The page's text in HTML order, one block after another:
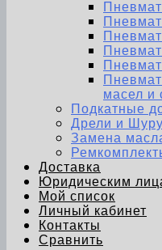
масел и
Подкатные
Дрели и
Замена
Доставка
Юридическим
Мой список
Личный кабинет
Контакты
Сравнить